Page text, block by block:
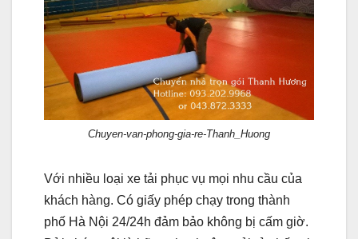
Chuyen-van-phong-gia-re-Thanh_Huong
Với nhiều loại xe tải phục vụ mọi nhu cầu của
khách hàng. Có giấy phép chạy trong thành
phố Hà Nội 24/24h đảm bảo không bị cấm giờ.